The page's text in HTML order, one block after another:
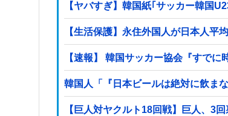
【ヤバすぎ】韓国紙｢サッカー韓国
【生活保護】永住外国人が日本人平
【速報】 韓国サッカー協会『すで
韓国人「『日本ビールは絶対に飲ま
【巨人対ヤクルト18回戦】巨人、3